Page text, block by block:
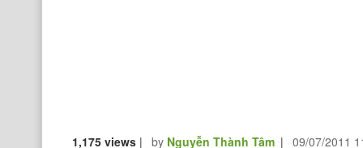
1,175 views | by Nguyễn Thành Tâm | 09/07/2011